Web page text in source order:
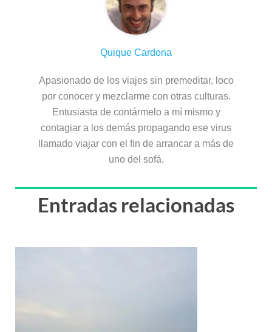
Quique Cardona
Apasionado de los viajes sin premeditar, loco
por conocer y mezclarme con otras culturas.
Entusiasta de contármelo a mí mismo y
contagiar a los demás propagando ese virus
llamado viajar con el fin de arrancar a más de
uno del sofá.
Entradas relacionadas